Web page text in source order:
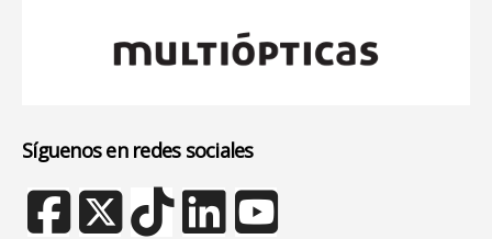
Síguenos en redes sociales